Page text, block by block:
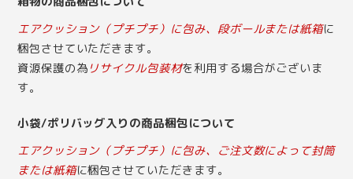
エアクッション（プチプチ）に包み、段ボールまたは紙箱に
梱包させていただきます。
資源保護の為 リサイクル包装材を利用する場合がございま
す。
小袋/ポリバッグ入りの商品梱包について
エアクッション（プチプチ）に包み、ご注文数によって封筒
または紙箱に梱包させていただきます。